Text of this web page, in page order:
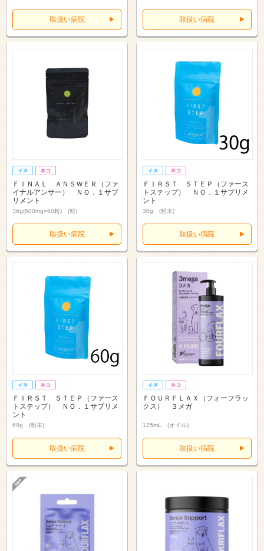
取扱い病院 取扱い病院
ＦＩＮＡＬ ＡＮＳＷＥＲ（ファ
イナルアンサー） ＮＯ．１サプ
リメント
36g(600mg×60粒) (粒)
取扱い病院
ＦＩＲＳＴ ＳＴＥＰ（ファース
トステップ） ＮＯ．１サプリメ
ント
30g (粉末)
取扱い病院
ＦＩＲＳＴ ＳＴＥＰ（ファース
トステップ） ＮＯ．１サプリメ
ント
60g (粉末)
取扱い病院
ＦＯＵＲＦＬＡＸ（フォーフラッ
クス） ３メガ
125mL (オイル)
取扱い病院